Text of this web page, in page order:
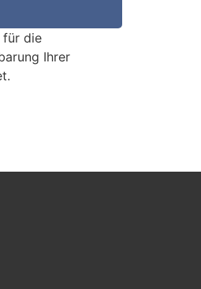
für die
Ihrer